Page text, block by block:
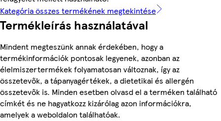
Kategória összes termékének megtekintése
Termékleírás használatával
Mindent megteszünk annak érdekében, hogy a
termékinformációk pontosak legyenek, azonban az
élelmiszertermékek folyamatosan változnak, így az
összetevők, a tápanyagértékek, a dietetikai és allergén
összetevők is. Minden esetben olvasd el a terméken található
címkét és ne hagyatkozz kizárólag azon információkra,
amelyek a weboldalon találhatóak.